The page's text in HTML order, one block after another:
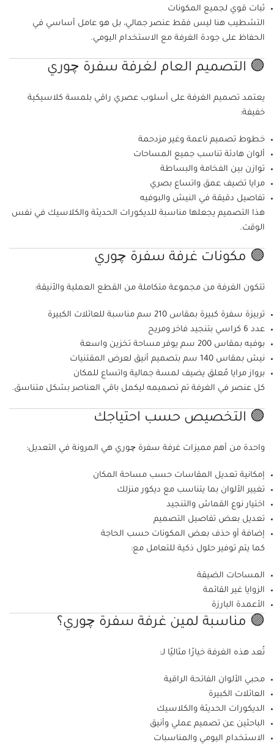
ثبات قوي لجميع المكونات
التشطيب هنا ليس فقط عنصر جمالي، بل هو عامل أساسي في
الحفاظ على جودة الغرفة مع الاستخدام اليومي.
🟣 التصميم العام لغرفة سفرة چوري
يعتمد تصميم الغرفة على أسلوب عصري راقي بلمسة كلاسيكية
خفيفة:
خطوط تصميم ناعمة وغير مزدحمة
ألوان هادئة تناسب جميع المساحات
توازن بين الفخامة والبساطة
مرايا تضيف عمق واتساع بصري
تفاصيل دقيقة في النيش والبوفيه
هذا التصميم يجعلها مناسبة للديكورات الحديثة والكلاسيك في نفس
الوقت.
🟣 مكونات غرفة سفرة چوري
تتكون الغرفة من مجموعة متكاملة من القطع العملية والأنيقة:
تربيزة سفرة كبيرة بمقاس 210 سم مناسبة للعائلات الكبيرة
عدد 6 كراسي بتنجيد فاخر ومريح
بوفيه بمقاس 200 سم يوفر مساحة تخزين واسعة
نيش بمقاس 140 سم بتصميم أنيق لعرض المقتنيات
برواز مرايا مُعلق يضيف لمسة جمالية واتساع للمكان
كل عنصر في الغرفة تم تصميمه ليكمل باقي العناصر بشكل متناسق.
🟣 التخصيص حسب احتياجك
واحدة من أهم مميزات غرفة سفرة چوري هي المرونة في التعديل:
إمكانية تعديل المقاسات حسب مساحة المكان
تغيير الألوان بما يتناسب مع ديكور منزلك
اختيار نوع القماش والتنجيد
تعديل بعض تفاصيل التصميم
إضافة أو حذف بعض المكونات حسب الحاجة
كما يتم توفير حلول ذكية للتعامل مع:
المساحات الضيقة
الزوايا غير القائمة
الأعمدة البارزة
🟣 مناسبة لمين غرفة سفرة چوري؟
تُعد هذه الغرفة خيارًا مثاليًا لـ:
محبي الألوان الفاتحة الراقية
العائلات الكبيرة
الديكورات الحديثة والكلاسيك
الباحثين عن تصميم عملي وأنيق
الاستخدام اليومي والمناسبات